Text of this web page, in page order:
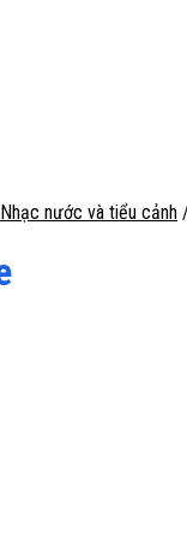
Nhạc nước và tiểu cảnh